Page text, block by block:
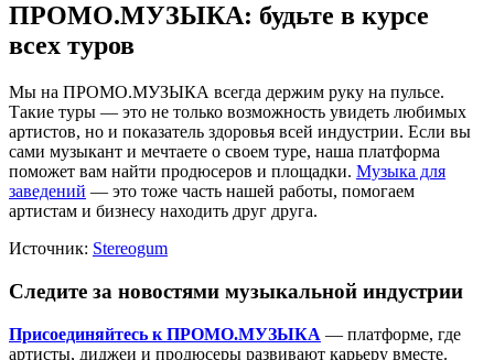
ПРОМО.МУЗЫКА: будьте в курсе
всех туров
Мы на ПРОМО.МУЗЫКА всегда держим руку на пульсе.
Такие туры — это не только возможность увидеть любимых
артистов, но и показатель здоровья всей индустрии. Если вы
сами музыкант и мечтаете о своем туре, наша платформа
поможет вам найти продюсеров и площадки. Музыка для
заведений — это тоже часть нашей работы, помогаем
артистам и бизнесу находить друг друга.
Источник: Stereogum
Следите за новостями музыкальной индустрии
Присоединяйтесь к ПРОМО.МУЗЫКА — платформе, где
артисты, диджеи и продюсеры развивают карьеру вместе.